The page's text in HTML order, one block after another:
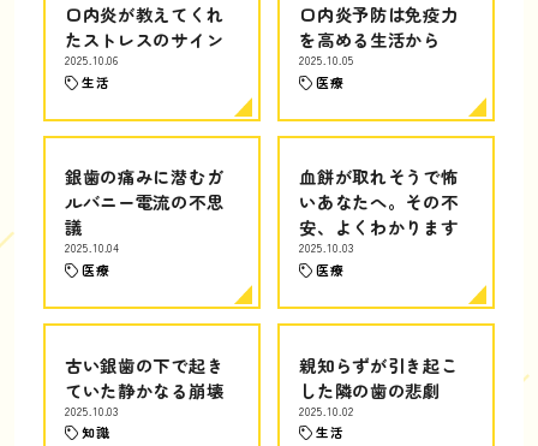
口内炎が教えてくれ
たストレスのサイン
2025.10.06
生活
口内炎予防は免疫力
を高める生活から
2025.10.05
医療
銀歯の痛みに潜むガ
ルバニー電流の不思
議
2025.10.04
医療
血餅が取れそうで怖
いあなたへ。その不
安、よくわかります
2025.10.03
医療
古い銀歯の下で起き
ていた静かなる崩壊
2025.10.03
知識
親知らずが引き起こ
した隣の歯の悲劇
2025.10.02
生活